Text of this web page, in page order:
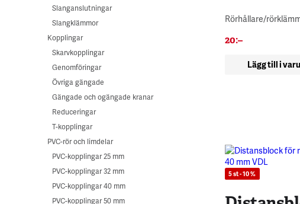
Slanganslutningar
Slangklämmor
Kopplingar
Skarvkopplingar
Genomföringar
Övriga gängade
Gängade och ogängade kranar
Reduceringar
T-kopplingar
PVC-rör och limdelar
PVC-kopplingar 25 mm
PVC-kopplingar 32 mm
PVC-kopplingar 40 mm
PVC-kopplingar 50 mm
Rörhållare/
20:–
Lägg till i
5 st - 10 %